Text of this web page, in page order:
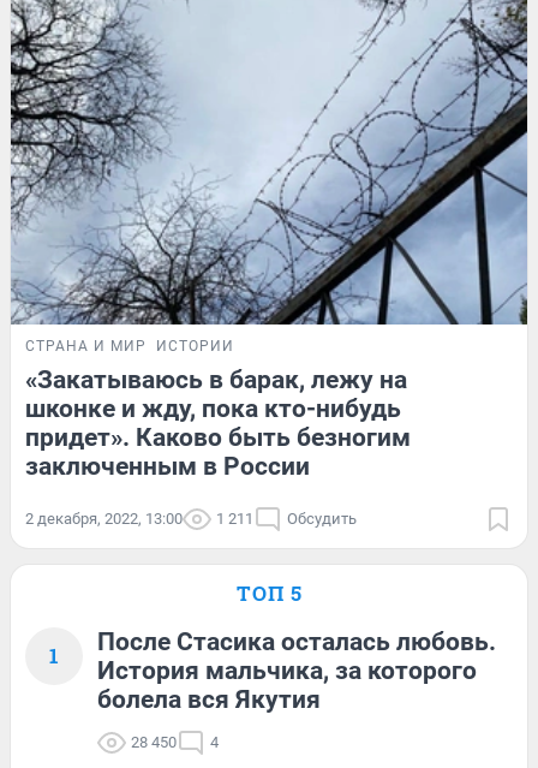
СТРАНА И МИР ИСТОРИИ
«Закатываюсь в барак, лежу на
шконке и жду, пока кто-нибудь
придет». Каково быть безногим
заключенным в России
2 декабря, 2022, 13:00 1 211 Обсудить
ТОП 5
1
После Стасика осталась любовь.
История мальчика, за которого
болела вся Якутия
28 450 4